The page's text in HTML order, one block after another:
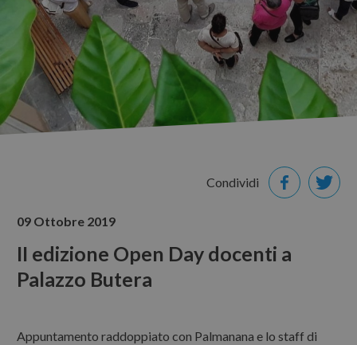
LE NOSTRE PROPOSTE
Itinerari guidati
Visite guidate a siti
NEWS & EVENTI
Condividi
09 Ottobre 2019
II edizione Open Day docenti a
Palazzo Butera
Appuntamento raddoppiato con Palmanana e lo staff di